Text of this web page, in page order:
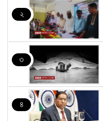
২
৩
৪